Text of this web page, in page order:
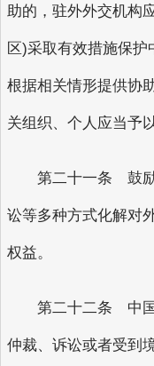
助的，驻外外交机构
区)采取有效措施保
根据相关情形提供协
关组织、个人应当予
第二十一条 鼓励
讼等多种方式化解对
权益。
第二十二条 中国
仲裁、诉讼或者受到